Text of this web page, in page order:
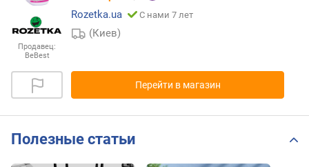
Продавец:
BeBest
Rozetka.ua
С нами 7 лет
(Киев)
Перейти в магазин
Полезные статьи